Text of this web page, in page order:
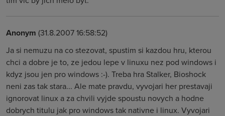
Anonym (31.8.2007 16:58:52)
Ja si nemuzu na co stezovat, spustim si kazdou hru, kterou
chci a dobre je to, ze jedou lepe v linuxu nez pod windows i
kdyz jsou jen pro windows :-). Treba hra Stalker, Bioshock
neni zas tak stara... Ale mate pravdu, vyvojari her prestavaji
ignorovat linux a za chvili vyjde spoustu novych a hodne
dobrych titulu jak pro windows tak nativne i linux. Vyvojari